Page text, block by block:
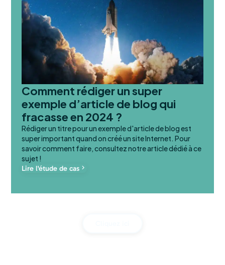
Comment rédiger un super
exemple d’article de blog qui
fracasse en 2024 ?
Rédiger un titre pour un exemple d'article de blog est
super important quand on créé un site Internet. Pour
savoir comment faire, consultez notre article dédié à ce
sujet !
Lire l'étude de cas